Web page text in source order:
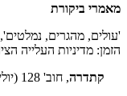
מאמרי ביקורת
'עולים, מהגרים,
הזמן: מדיניות העלייה
קתדרה, חוב' 128 (יולי 2008), עמ' 182-177.